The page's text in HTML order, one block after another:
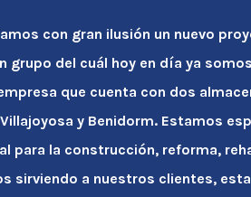
con gran ilusión un nuevo
grupo del cuál hoy en día ya
que cuenta con dos
y Benidorm. Estamos
para la construcción, reforma,
sirviendo a nuestros clientes,